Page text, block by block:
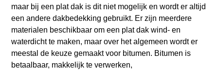
maar bij een plat dak is dit niet mogelijk en wordt er altijd
een andere dakbedekking gebruikt. Er zijn meerdere
materialen beschikbaar om een plat dak wind- en
waterdicht te maken, maar over het algemeen wordt er
meestal de keuze gemaakt voor bitumen. Bitumen is
betaalbaar, makkelijk te verwerken,